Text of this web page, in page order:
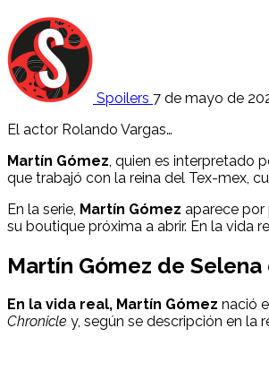
Spoilers 7 de mayo de
El actor Rolando Vargas…
Martín Gómez , quien es interpretado
que trabajó con la reina del Tex-mex,
En la serie, Martín Gómez aparece por
su boutique próxima a abrir. En la vida
Martín Gómez de Selena
En la vida real, Martín Gómez nació
Chronicle y, según se descripción en la